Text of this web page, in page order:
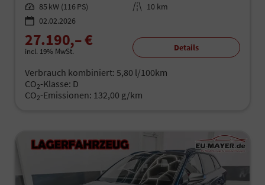
Leistung 85 kW (116 PS) Kilometerstand 10 km
02.02.2026
27.190,– €
incl. 19% MwSt. Details
Verbrauch kombiniert: 5,80 l/100km
CO2-Klasse: D
CO2-Emissionen: 132,00 g/km